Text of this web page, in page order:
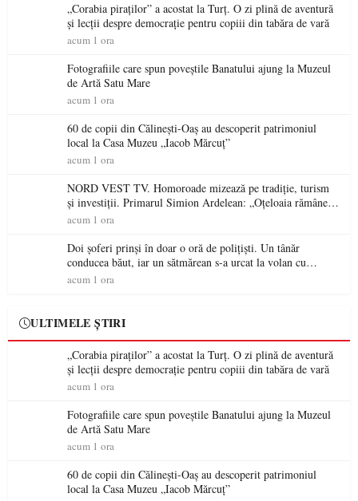
„Corabia piraților” a acostat la Turț. O zi plină de aventură
și lecții despre democrație pentru copiii din tabăra de vară
acum 1 ora
Fotografiile care spun poveștile Banatului ajung la Muzeul
de Artă Satu Mare
acum 1 ora
60 de copii din Călinești-Oaș au descoperit patrimoniul
local la Casa Muzeu „Iacob Mărcuț”
acum 1 ora
NORD VEST TV. Homoroade mizează pe tradiție, turism
și investiții. Primarul Simion Ardelean: „Oțeloaia rămâne
un brand al Codrului”
acum 1 ora
Doi șoferi prinși în doar o oră de polițiști. Un tânăr
conducea băut, iar un sătmărean s-a urcat la volan cu
permisul suspendat
acum 1 ora
ULTIMELE ȘTIRI
„Corabia piraților” a acostat la Turț. O zi plină de aventură
și lecții despre democrație pentru copiii din tabăra de vară
acum 1 ora
Fotografiile care spun poveștile Banatului ajung la Muzeul
de Artă Satu Mare
acum 1 ora
60 de copii din Călinești-Oaș au descoperit patrimoniul
local la Casa Muzeu „Iacob Mărcuț”